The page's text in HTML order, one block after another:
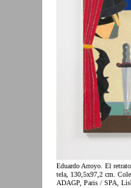
Eduardo Arroyo. El
tela, 130,5x97,2 cm.
ADAGP, Paris / SPA,